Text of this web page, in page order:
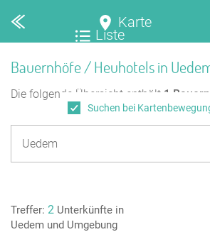
Karte
Liste
Bauernhöfe / Heuhotels in
Die folgende Übersicht enthält 1
Treffer: 2 Unterkünfte in
Uedem und Umgebung
Suchen bei